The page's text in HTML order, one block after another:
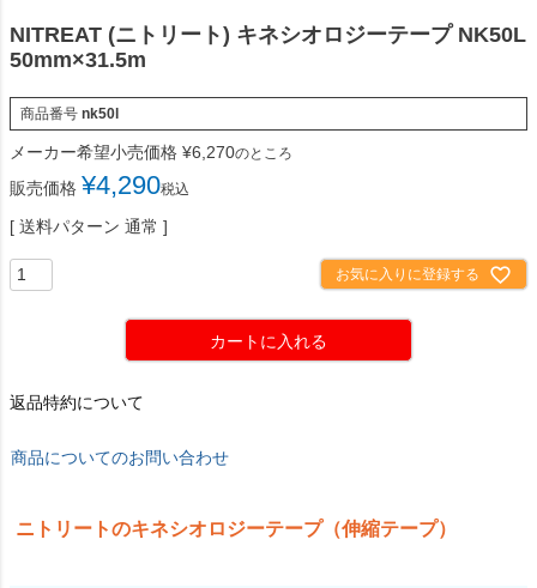
NITREAT (ニトリート) キネシオロジーテープ NK50L
50mm×31.5m
商品番号 nk50l
メーカー希望小売価格 ¥6,270のところ
販売価格 ¥4,290税込
送料パターン 通常
お気に入りに登録する
カートに入れる
返品特約について
商品についてのお問い合わせ
ニトリートのキネシオロジーテープ（伸縮テープ）